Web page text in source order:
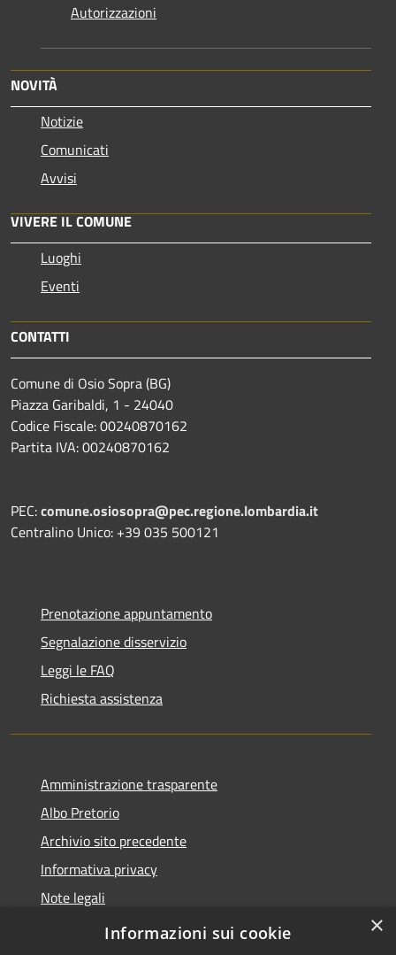
Autorizzazioni
NOVITÀ
Notizie
Comunicati
Avvisi
VIVERE IL COMUNE
Luoghi
Eventi
CONTATTI
Comune di Osio Sopra (BG)
Piazza Garibaldi, 1 - 24040
Codice Fiscale: 00240870162
Partita IVA: 00240870162
PEC:comune.osiosopra@pec.regione.lombardia.it
Centralino Unico: +39 035 500121
Prenotazione appuntamento
Segnalazione disservizio
Leggi le FAQ
Richiesta assistenza
Amministrazione trasparente
Albo Pretorio
Archivio sito precedente
Informativa privacy
Note legali
Dichiarazione di accessibilità
×
Informazioni sui cookie